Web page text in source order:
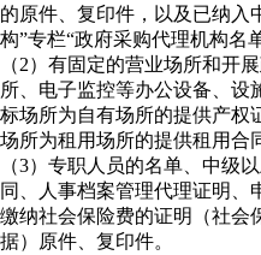
的原件、复印件，以及已纳入
构”专栏“政府采购代理机构名
（2）有固定的营业场所和开
所、电子监控等办公设备、设
标场所为自有场所的提供产权
场所为租用场所的提供租用合
（3）专职人员的名单、中级
同、人事档案管理代理证明、
缴纳社会保险费的证明（社会
据）原件、复印件。